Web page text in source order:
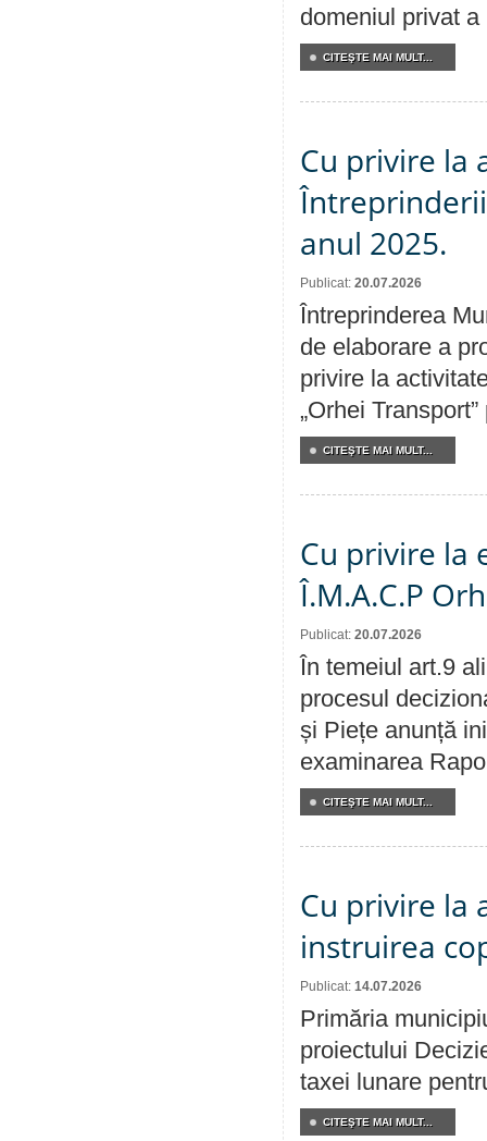
domeniul privat a
CITEŞTE MAI MULT...
Cu privire la
anul 2025.
Publicat: 20.07.2026
Întreprinderea
de elaborare a
privire la
„Orhei
CITEŞTE MAI MULT...
Cu privire la
Î.M.A.C.P
Publicat: 20.07.2026
În temeiul art.9
procesul
și Piețe anunță
examinarea
CITEŞTE MAI MULT...
Cu privire la
instruirea
Publicat: 14.07.2026
Primăria
proiectului
taxei lunare
CITEŞTE MAI MULT...